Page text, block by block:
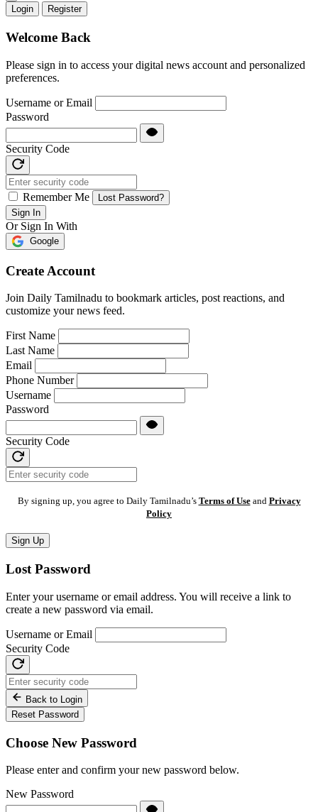
Login Register
Welcome Back
Please sign in to access your digital news account and personalized
preferences.
Username or Email
Password
Security Code
Remember Me
Lost Password?
Sign In
Or Sign In With
Google
Create Account
Join Daily Tamilnadu to bookmark articles, post reactions, and
customize your news feed.
First Name
Last Name
Email
Phone Number
Username
Password
Security Code
By signing up, you agree to Daily Tamilnadu’s Terms of Useand Privacy
Policy
Sign Up
Lost Password
Enter your username or email address. You will receive a link to
create a new password via email.
Username or Email
Security Code
Back to Login
Reset Password
Choose New Password
Please enter and confirm your new password below.
New Password